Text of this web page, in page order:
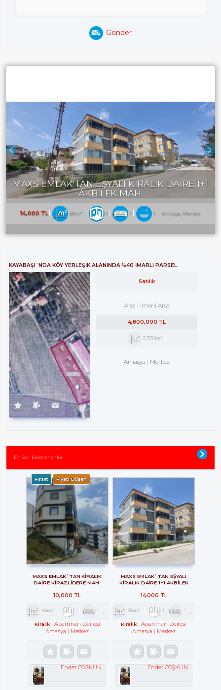
Gönder
MAXS EMLAK'TAN EŞYALI KİRALIK DAİRE 1+1
AKBİLEK MAH.
14,000 TL 55m² 1 1 1 Amasya, Merkez
KAYABAŞI`NDA KÖY YERLEŞİK ALANINDA %40 İMARLI PARSEL
Satılık
Arsa İmarli Arsa
4,800,000 TL
2,351m²
Amasya Merkez
En Son Eklenenenler
Fırsat Fiyatı Düşen
MAXS EMLAK`TAN KİRALIK
DAİRE KİRAZLİDERE MAH.
10,000 TL
45m² 1 1 1
Kiralık
Apartman Dairesi
Amasya
Merkez
Ender COŞKUN
MAXS EMLAK`TAN EŞYALI
KİRALIK DAİRE 1+1 AKBİLEK
14,000 TL
55m² 1 1
Kiralık
Apartman Dairesi
Amasya
Merkez
Ender COŞKUN